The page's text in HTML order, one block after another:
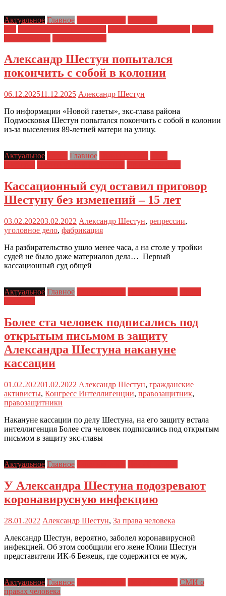
Актуальное Главное
Александр Шестун попытался
покончить с собой в колонии
06.12.202511.12.2025 Александр Шестун
По информации «Новой газеты», экс-глава района
Подмосковья Шестун попытался покончить с собой в колонии
из-за выселения 89-летней матери на улицу.
Актуальное Главное
Кассационный суд оставил приговор
Шестуну без изменений – 15 лет
03.02.202203.02.2022 Александр Шестун, репрессии,
уголовное дело, фабрикация
На разбирательство ушло менее часа, а на столе у тройки
судей не было даже материалов дела… Первый
кассационный суд общей
Актуальное Главное
Более ста человек подписались под
открытым письмом в защиту
Александра Шестуна накануне
кассации
01.02.202201.02.2022 Александр Шестун, гражданские
активисты, Конгресс Интеллигенции, правозащитник,
правозащитники
Накануне кассации по делу Шестуна, на его защиту встала
интеллигенция Более ста человек подписались под открытым
письмом в защиту экс-главы
Актуальное Главное
У Александра Шестуна подозревают
коронавирусную инфекцию
28.01.2022 Александр Шестун, За права человека
Александр Шестун, вероятно, заболел коронавирусной
инфекцией. Об этом сообщили его жене Юлии Шестун
представители ИК-6 Бежецк, где содержится ее муж,
Актуальное Главное
СМИ о
правах человека